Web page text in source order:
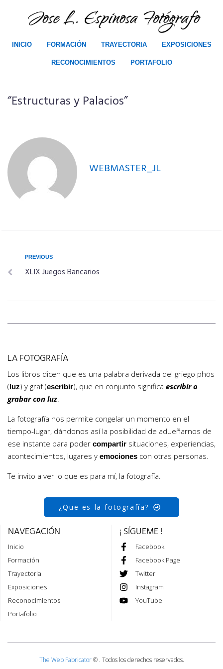
INICIO FORMACIÓN TRAYECTORIA EXPOSICIONES
RECONOCIMIENTOS PORTAFOLIO
“Estructuras y Palacios”
WEBMASTER_JL
PREVIOUS
XLIX Juegos Bancarios
LA FOTOGRAFÍA
Los libros dicen que es una palabra derivada del griego phōs
(luz) y graf (escribir), que en conjunto significa escribir o
grabar con luz.
La fotografía nos permite congelar un momento en el
tiempo-lugar, dándonos así la posibilidad de adueñarnos de
ese instante para poder compartir situaciones, experiencias,
acontecimientos, lugares y emociones con otras personas.
Te invito a ver lo que es para mí, la fotografía.
¿Que es la fotografía?
NAVEGACIÓN
Inicio
Formación
Trayectoria
Exposiciones
Reconocimientos
Portafolio
¡ SÍGUEME !
Facebook
Facebook Page
Twitter
Instagram
YouTube
The Web Fabricator© . Todos los derechos reservados.